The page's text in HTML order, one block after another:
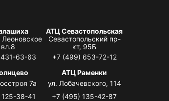
63-63
АТЦ Севастопольская
Севастопольский пр-
кт, 95Б
+7 (499) 653-72-12
7а
38-41
АТЦ Раменки
ул. Лобачевского, 114
+7 (495) 135-42-87